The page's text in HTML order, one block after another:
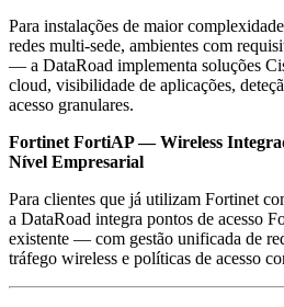
Para instalações de maior
redes multi-sede, ambientes com
— a DataRoad implementa soluções
cloud, visibilidade de aplicações,
acesso granulares.
Fortinet FortiAP — Wireless
Nível Empresarial
Para clientes que já utilizam Fortinet
a DataRoad integra pontos de acesso
existente — com gestão unificada de
tráfego wireless e políticas de acesso